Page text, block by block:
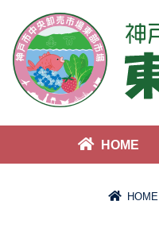
HOME
HOME